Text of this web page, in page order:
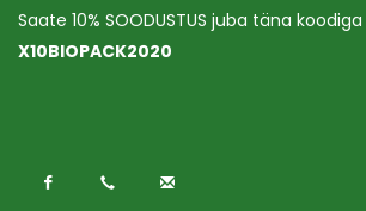
Saate 10% SOODUSTUS juba täna koodiga
X10BIOPACK2020